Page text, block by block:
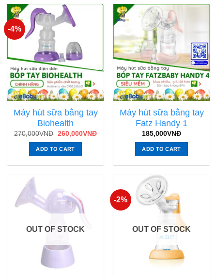
-4%
Máy hút sữa bằng tay
Biohealth
270,000VNĐ 260,000VNĐ
ADD TO CART
Máy hút sữa bằng tay
Fatz Handy 1
185,000VNĐ
ADD TO CART
OUT OF STOCK
-2%
OUT OF STOCK